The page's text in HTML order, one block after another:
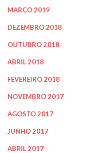
MARÇO 2019
DEZEMBRO 2018
OUTUBRO 2018
ABRIL 2018
FEVEREIRO 2018
NOVEMBRO 2017
AGOSTO 2017
JUNHO 2017
ABRIL 2017